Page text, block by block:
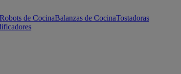
Robots de CocinaBalanzas de CocinaTostadoras